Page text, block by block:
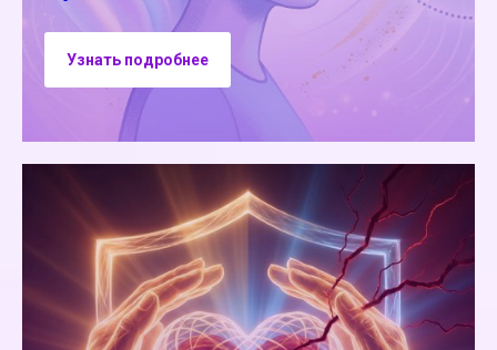
Узнать подробнее